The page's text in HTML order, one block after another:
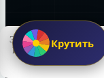
Крутить
Этот сайт использует
Продолжая